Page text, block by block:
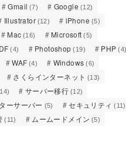
Gmail (7) Google (12)
Illustrator (12) iPhone (5)
Mac (16) Microsoft (5)
(4) Photoshop (19) PHP
WAF (4) Windows (6)
さくらインターネット (13)
サーバー移行 (12)
ーサーバー (5) セキュリティ (11)
(11) ムームードメイン (5)